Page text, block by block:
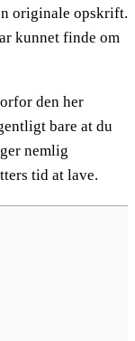
originale opskrift.
kunnet finde om
den her
bare at du
nemlig
tid at lave.